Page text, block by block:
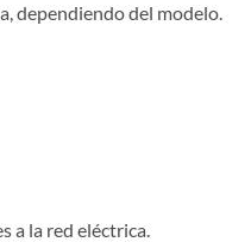
dependiendo del modelo.
a la red eléctrica.